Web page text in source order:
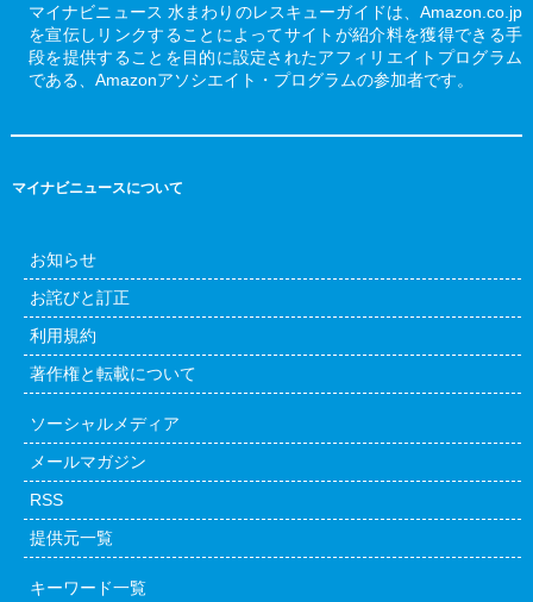
マイナビニュース 水まわりのレスキューガイドは、Amazon.co.jp
を宣伝しリンクすることによってサイトが紹介料を獲得できる手
段を提供することを目的に設定されたアフィリエイトプログラム
である、Amazonアソシエイト・プログラムの参加者です。
マイナビニュースについて
お知らせ
お詫びと訂正
利用規約
著作権と転載について
ソーシャルメディア
メールマガジン
RSS
提供元一覧
キーワード一覧